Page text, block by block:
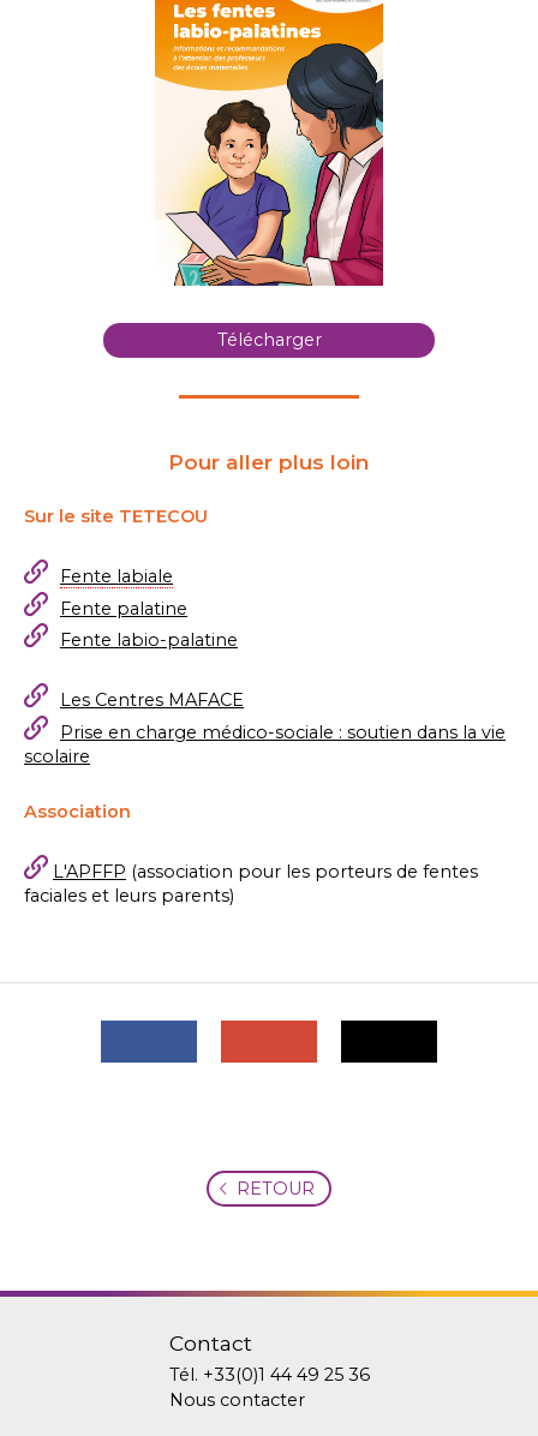
Télécharger
Pour aller plus loin
Sur le site TETECOU
Fente labiale
Fente palatine
Fente labio-palatine
Les Centres MAFACE
Prise en charge médico-sociale : soutien dans la vie
scolaire
Association
L'APFFP (association pour les porteurs de fentes
faciales et leurs parents)
RETOUR
Contact
Tél. +33(0)1 44 49 25 36
Nous contacter